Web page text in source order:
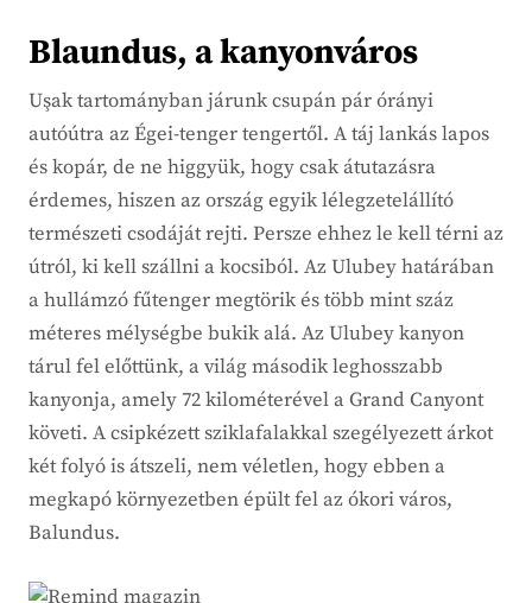
Blaundus, a kanyonváros
Uşak tartományban járunk csupán pár órányi
autóútra az Égei-tenger tengertől. A táj lankás lapos
és kopár, de ne higgyük, hogy csak átutazásra
érdemes, hiszen az ország egyik lélegzetelállító
természeti csodáját rejti. Persze ehhez le kell térni az
útról, ki kell szállni a kocsiból. Az Ulubey határában
a hullámzó fűtenger megtörik és több mint száz
méteres mélységbe bukik alá. Az Ulubey kanyon
tárul fel előttünk, a világ második leghosszabb
kanyonja, amely 72 kilométerével a Grand Canyont
követi. A csipkézett sziklafalakkal szegélyezett árkot
két folyó is átszeli, nem véletlen, hogy ebben a
megkapó környezetben épült fel az ókori város,
Balundus.